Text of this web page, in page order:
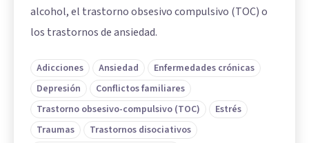
alcohol, el trastorno obsesivo compulsivo (TOC) o
los trastornos de ansiedad.
Adicciones Ansiedad
Enfermedades crónicas
Depresión
Conflictos familiares
Trastorno obsesivo-compulsivo (TOC)
Estrés
Traumas
Trastornos disociativos